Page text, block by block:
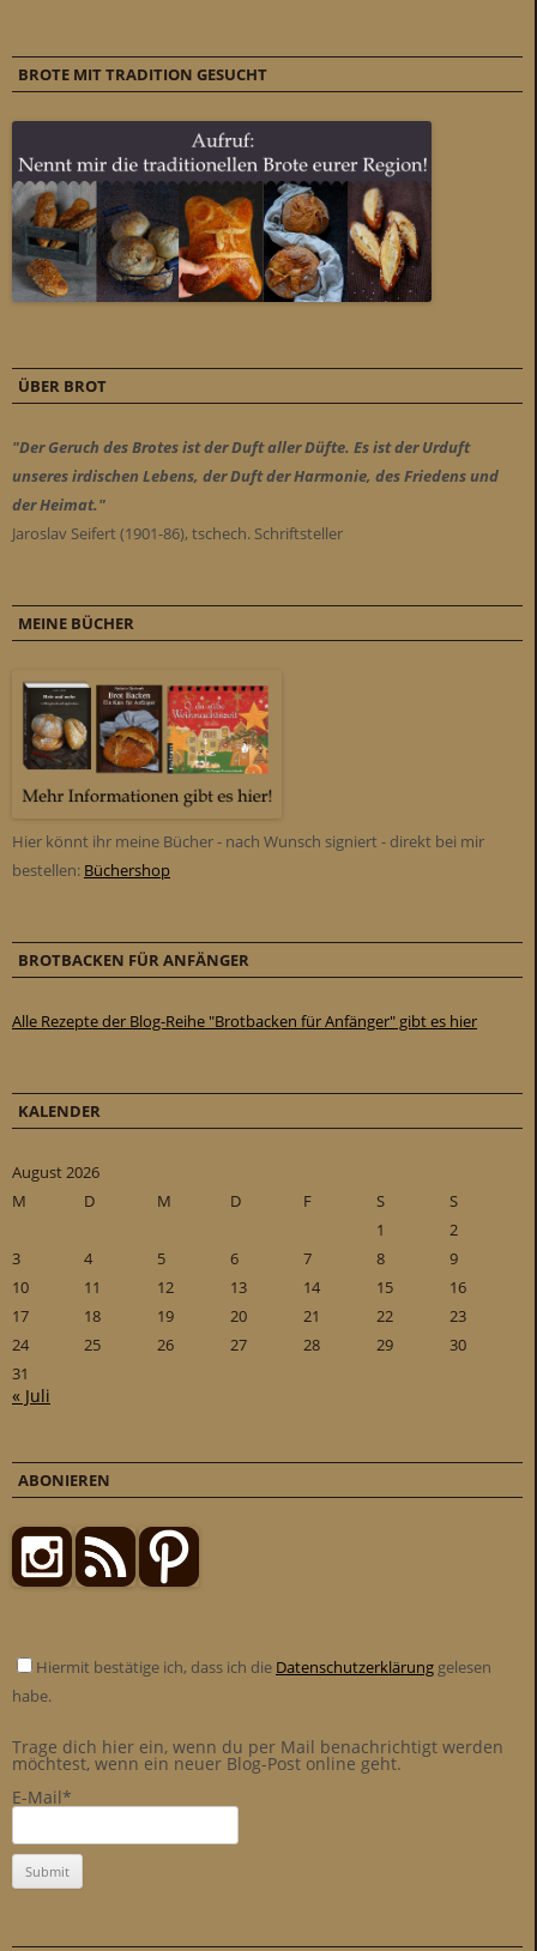
BROTE MIT TRADITION GESUCHT
ÜBER BROT
"Der Geruch des Brotes ist der Duft aller Düfte. Es ist der Urduft
unseres irdischen Lebens, der Duft der Harmonie, des Friedens und
der Heimat."
Jaroslav Seifert (1901-86), tschech. Schriftsteller
MEINE BÜCHER
Hier könnt ihr meine Bücher - nach Wunsch signiert - direkt bei mir
bestellen: Büchershop
BROTBACKEN FÜR ANFÄNGER
Alle Rezepte der Blog-Reihe "Brotbacken für Anfänger" gibt es hier
KALENDER
August 2026
M
D M D F S
S
1
2
3
4 5 6 7 8
9
10
11 12 13 14 15
16
17
18 19 20 21 22
23
24
25 26 27 28 29
30
31
« Juli
ABONIEREN
Hiermit bestätige ich, dass ich die Datenschutzerklärung gelesen
habe.
Trage dich hier ein, wenn du per Mail benachrichtigt werden
möchtest, wenn ein neuer Blog-Post online geht.
E-Mail*